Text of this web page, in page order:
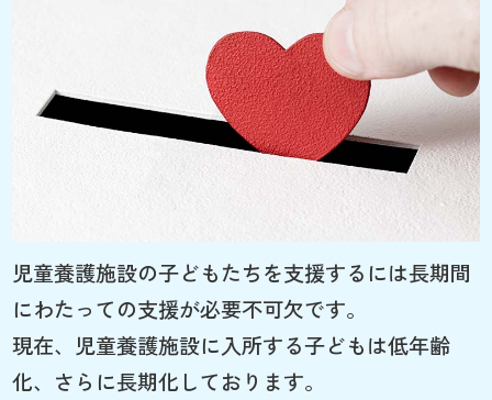
児童養護施設の子どもたちを支援するには長期間
にわたっての支援が必要不可欠です。
現在、児童養護施設に入所する子どもは低年齢
化、さらに長期化しております。